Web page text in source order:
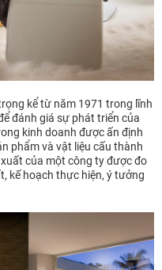
kể từ năm 1971 trong lĩnh
đánh giá sự phát triển của
kinh doanh được ấn định
phẩm và vật liệu cấu thành
của một công ty được đo
kế hoạch thực hiện, ý tưởng